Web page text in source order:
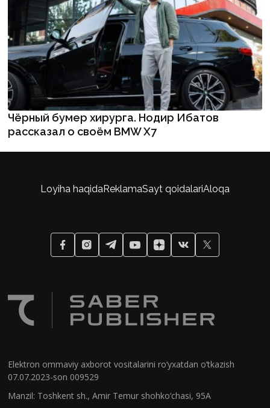
Чёрный бумер хирурга. Нодир Ибатов
рассказал о своём BMW X7
Elektron ommaviy axborot vositalarini ro‘yxatdan o‘tkazish
07.07.2023-son 009529
Manzil: Toshkent sh., Amir Temur shohko‘chasi, 95A
Loyiha haqidaReklamaSayt qoidalariAloqa